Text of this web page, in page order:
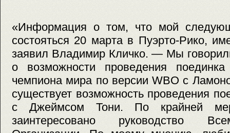
«Информация о том, что мой
состояться 20 марта в Пуэрто-Рико,
заявил Владимир Кличко. — Мы
о возможности проведения
чемпиона мира по версии WBO с
существует возможность проведения
с Джеймсом Тони. По крайней
заинтересовано руководство